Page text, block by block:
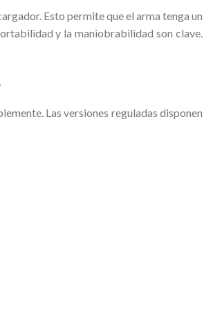
Esto permite que el arma tenga un
y la maniobrabilidad son clave.
Las versiones reguladas disponen